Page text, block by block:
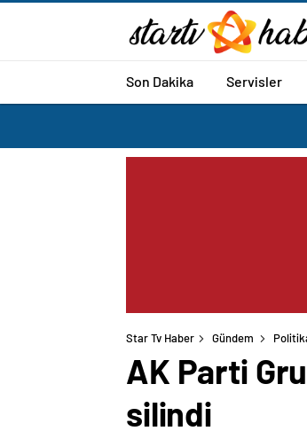
Son Dakika Servisler
Star Tv Haber Gündem
AK Parti
silindi